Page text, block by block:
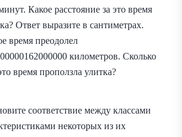
Какое расстояние за это время
Ответ выразите в сантиметрах.
время преодолел
километров. Сколько
время проползла улитка?
соответствие между классами
некоторых из их